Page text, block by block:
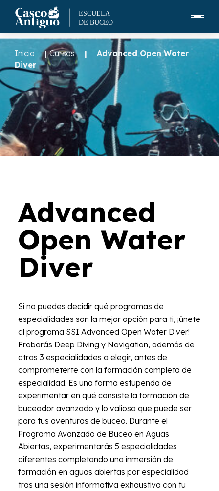
Skip
content
Inicio |Cursos |
Advanced Open Water
Diver
Advanced
Open Water
Diver
Si no puedes decidir qué programas de
especialidades son la mejor opción para ti, ¡únete
al programa SSI Advanced Open Water Diver!
Probarás Deep Diving y Navigation, además de
otras 3 especialidades a elegir, antes de
comprometerte con la formación completa de
especialidad. Es una forma estupenda de
experimentar en qué consiste la formación de
buceador avanzado y lo valiosa que puede ser
para tus aventuras de buceo. Durante el
Programa Avanzado de Buceo en Aguas
Abiertas, experimentarás 5 especialidades
diferentes completando una inmersión de
formación en aguas abiertas por especialidad
tras una sesión informativa exhaustiva con tu